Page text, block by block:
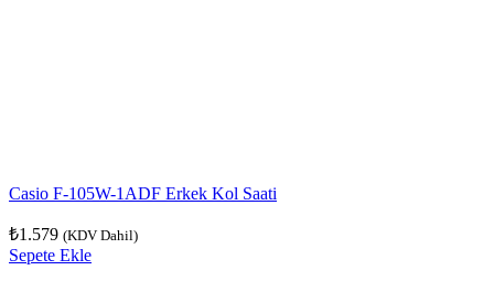
Casio F-105W-1ADF Erkek Kol Saati
₺1.579 (KDV Dahil)
Sepete Ekle